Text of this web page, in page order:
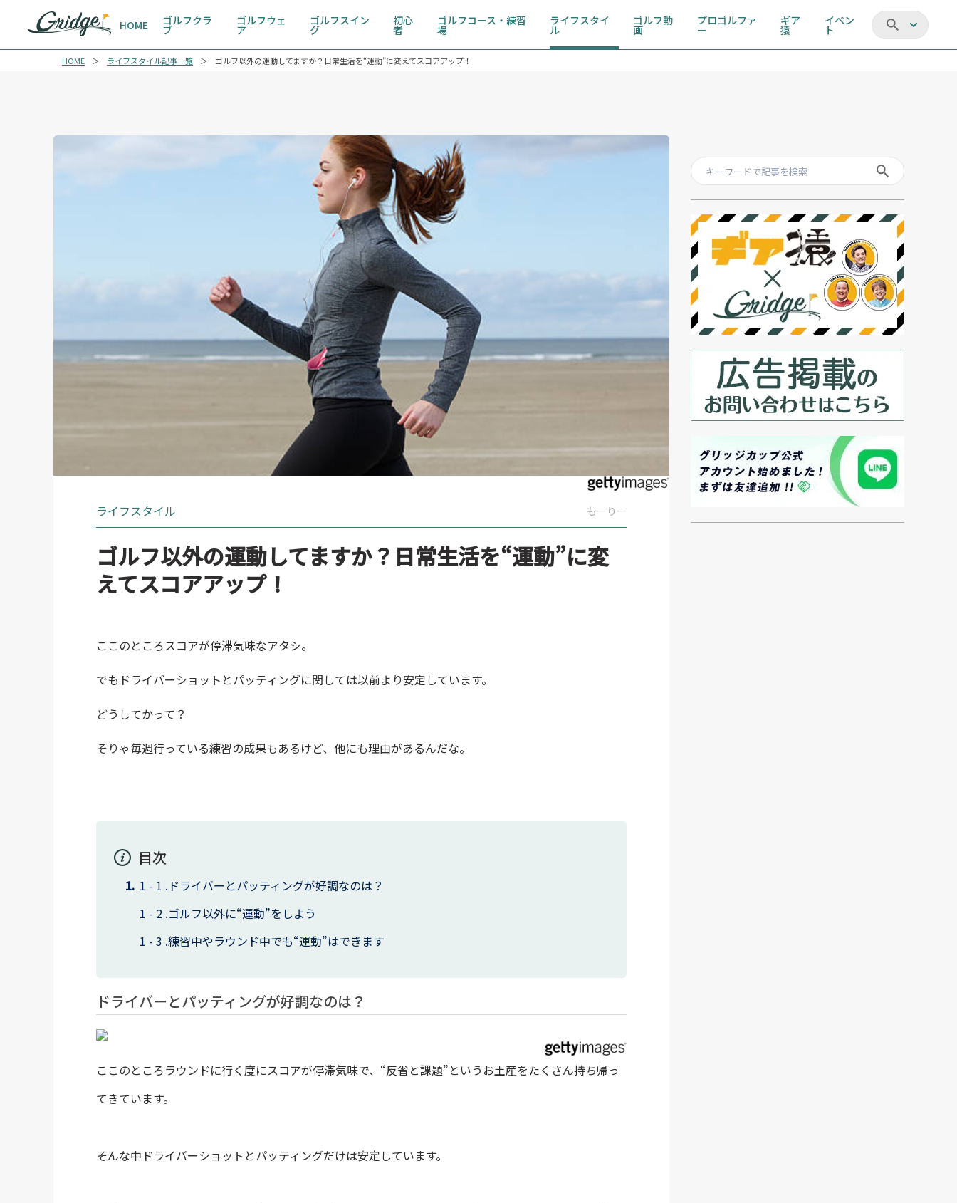
HOME ゴルフクラ
ブ
ゴルフウェ
ア
ゴルフスイン
グ
初心
者
ゴルフコース・練習
場
ライフスタイ
ル
ゴルフ動
画
プロゴルファ
ー
ギア
猿
イベン
ト
HOME ライフスタイル記事一覧 ゴルフ以外の運動してますか？日常生活を“運動”に変えてスコアアップ！
ライフスタイル もーりー
ゴルフ以外の運動してますか？日常生活を“運動”に変
えてスコアアップ！
ここのところスコアが停滞気味なアタシ。
でもドライバーショットとパッティングに関しては以前より安定しています。
どうしてかって？
そりゃ毎週行っている練習の成果もあるけど、他にも理由があるんだな。
目次
ドライバーとパッティングが好調なのは？
ゴルフ以外に“運動”をしよう
練習中やラウンド中でも“運動”はできます
ドライバーとパッティングが好調なのは？
ここのところラウンドに行く度にスコアが停滞気味で、“反省と課題”というお土産をたくさん持ち帰っ
てきています。
そんな中ドライバーショットとパッティングだけは安定しています。